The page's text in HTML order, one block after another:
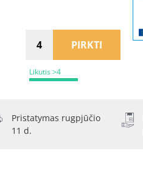
Likutis >4
PIRKTI
Pristatymas rugpjūčio
11 d.